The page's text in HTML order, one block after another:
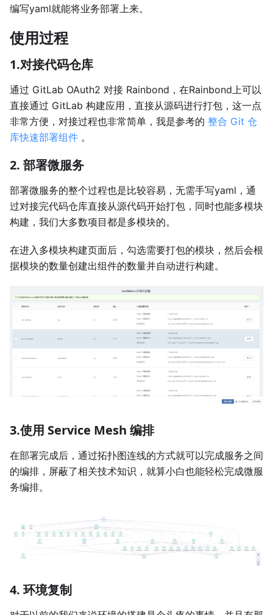
编写yaml就能将业务部署上来。
使用过程
1.对接代码仓库
通过 GitLab OAuth2 对接 Rainbond，在Rainbond上可以
直接通过 GitLab 构建应用，直接从源码进行打包，这一点
非常方便，对接过程也非常简单，我是参考的 整合 Git 仓
库快速部署组件 。
2. 部署微服务
部署微服务的整个过程也是比较容易，无需手写yaml，通
过对接完代码仓库直接从源代码开始打包，同时也能多模块
构建，我们大多数项目都是多模块的。
在进入多模块构建页面后，勾选需要打包的模块，然后会根
据模块的数量创建出组件的数量并自动进行构建。
3.使用 Service Mesh 编排
在部署完成后，通过拓扑图连线的方式就可以完成服务之间
的编排，屏蔽了相关技术知识，就算小白也能轻松完成微服
务编排。
4. 环境复制